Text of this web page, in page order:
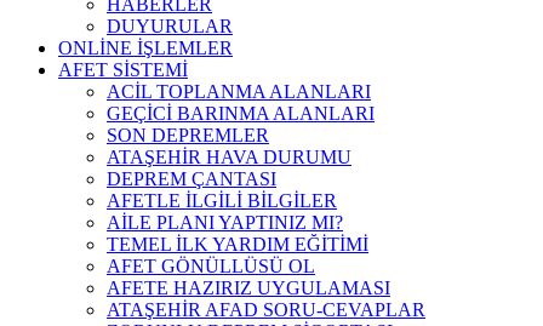
DUYURULAR
ONLİNE İŞLEMLER
AFET SİSTEMİ
ACİL TOPLANMA ALANLARI
GEÇİCİ BARINMA ALANLARI
SON DEPREMLER
ATAŞEHİR HAVA DURUMU
DEPREM ÇANTASI
AFETLE İLGİLİ BİLGİLER
AİLE PLANI YAPTINIZ MI?
TEMEL İLK YARDIM EĞİTİMİ
AFET GÖNÜLLÜSÜ OL
AFETE HAZIRIZ UYGULAMASI
ATAŞEHİR AFAD SORU-CEVAPLAR